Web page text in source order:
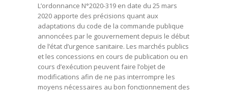
L’ordonnance N°2020-319 en date du 25 mars
2020 apporte des précisions quant aux
adaptations du code de la commande publique
annoncées par le gouvernement depuis le début
de l’état d’urgence sanitaire. Les marchés publics
et les concessions en cours de publication ou en
cours d’exécution peuvent faire l’objet de
modifications afin de ne pas interrompre les
moyens nécessaires au bon fonctionnement des